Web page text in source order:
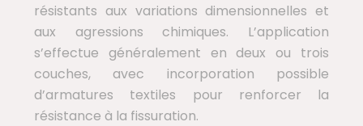
résistants aux variations dimensionnelles et
aux agressions chimiques. L’application
s’effectue généralement en deux ou trois
couches, avec incorporation possible
d’armatures textiles pour renforcer la
résistance à la fissuration.